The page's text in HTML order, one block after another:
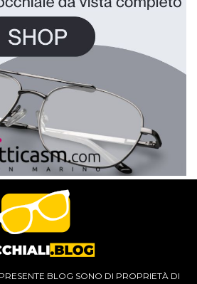
BLOG SONO DI PROPRIETÀ DI